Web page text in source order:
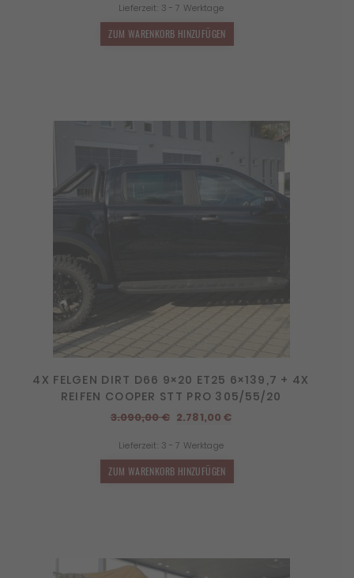
war:
2.549,00 €
Lieferzeit: 3 - 7 Werktage
ZUM WARENKORB HINZUFÜGEN
4X FELGEN DIRT D66 9×20 ET25 6×139,7 + 4X
REIFEN COOPER STT PRO 305/55/20
3.090,00€ Ursprünglicher
war:
3.090,00 €
2.781,00€Aktueller
Lieferzeit: 3 - 7 Werktage
ZUM WARENKORB HINZUFÜGEN